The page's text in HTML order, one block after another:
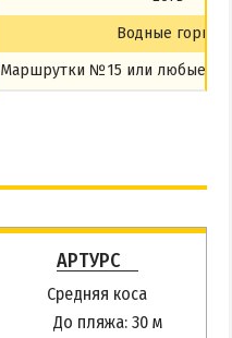
Водные горки
Маршрутки №15 или любые с
АРТУРС
Средняя коса
До пляжа: 30 м